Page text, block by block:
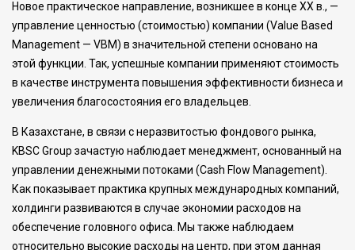
Новое практическое направление, возникшее в конце ХХ в., —
управление ценностью (стоимостью) компании (Value Based
Management — VBM) в значительной степени основано на
этой функции. Так, успешные компании применяют стоимость
в качестве инструмента повышения эффективности бизнеса и
увеличения благосостояния его владельцев.
В Казахстане, в связи с неразвитостью фондового рынка,
KBSC Group зачастую наблюдает менеджмент, основанный на
управлении денежными потоками (Cash Flow Management).
Как показывает практика крупных международных компаний,
холдинги развиваются в случае экономии расходов на
обеспечение головного офиса. Мы также наблюдаем
относительно высокие расходы на центр, при этом данная